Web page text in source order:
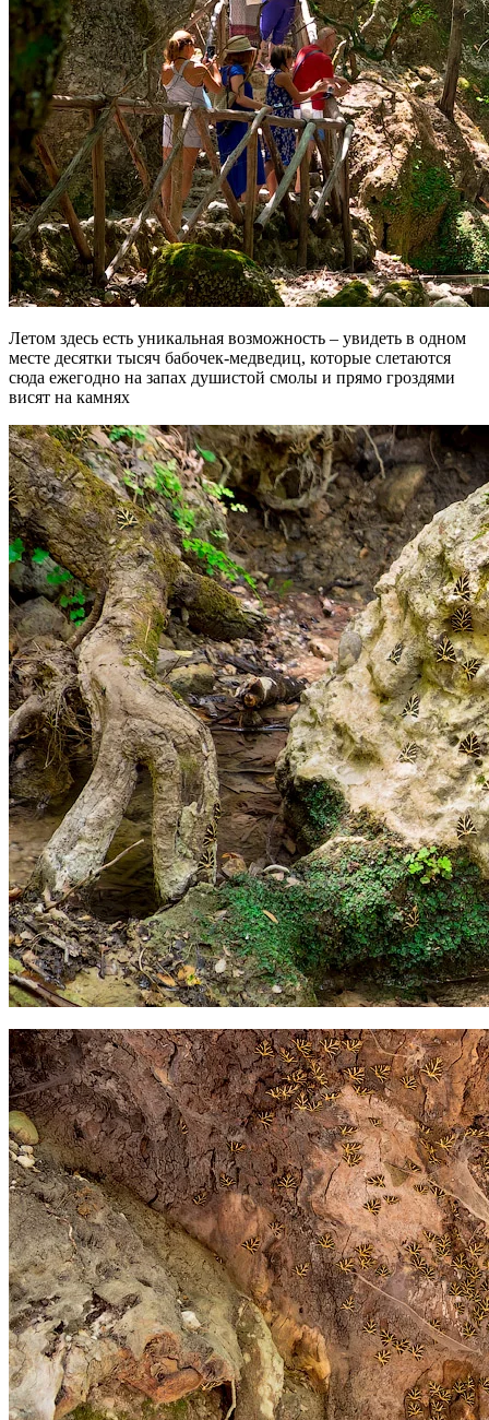
Летом здесь есть уникальная возможность – увидеть в одном
месте десятки тысяч бабочек-медведиц, которые слетаются
сюда ежегодно на запах душистой смолы и прямо гроздями
висят на камнях